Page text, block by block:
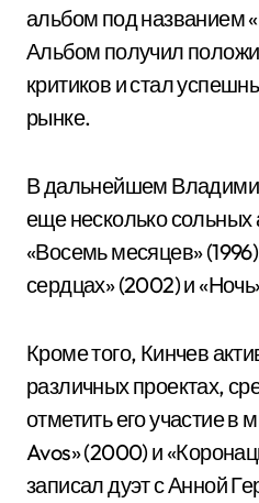
альбом под названием
Альбом получил
критиков и стал
рынке.
В дальнейшем
еще несколько
«Восемь месяцев»
сердцах» (2002) и
Кроме того, Кинчев
различных проектах,
отметить его участие в
Avos» (2000) и
записал дуэт с Анной